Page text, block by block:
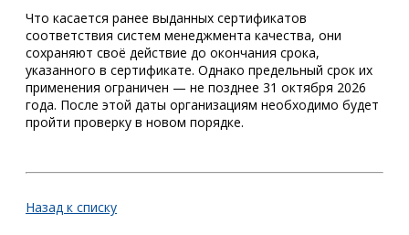
Что касается ранее выданных сертификатов
соответствия систем менеджмента качества, они
сохраняют своё действие до окончания срока,
указанного в сертификате. Однако предельный срок их
применения ограничен — не позднее 31 октября 2026
года. После этой даты организациям необходимо будет
пройти проверку в новом порядке.
Назад к списку